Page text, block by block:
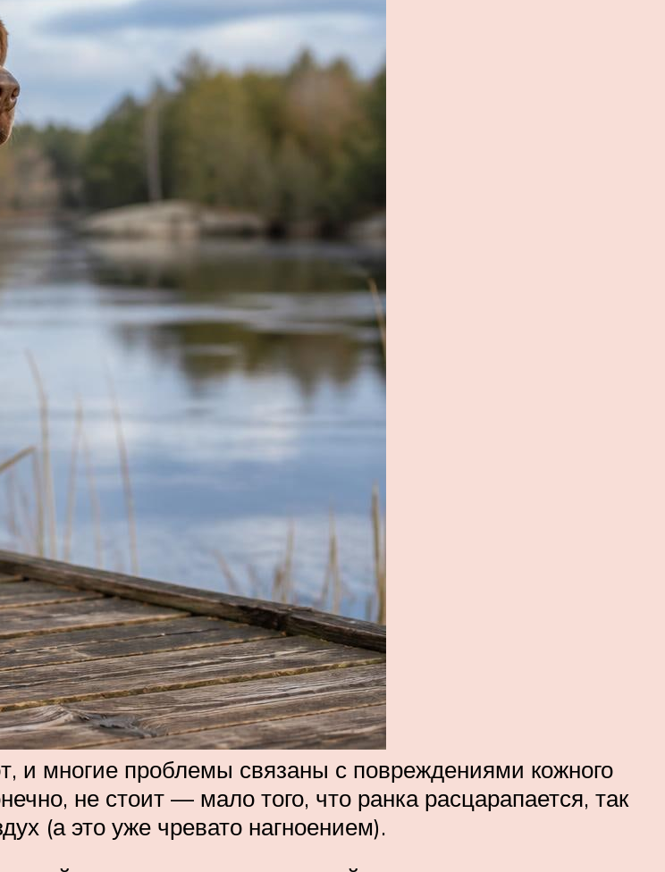
многие проблемы связаны с повреждениями кожного
не стоит — мало того, что ранка расцарапается, так
(а это уже чревато нагноением).